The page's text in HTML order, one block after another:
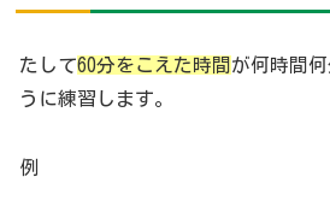
たして60分をこえた時間 が何時間
うに練習します。
例